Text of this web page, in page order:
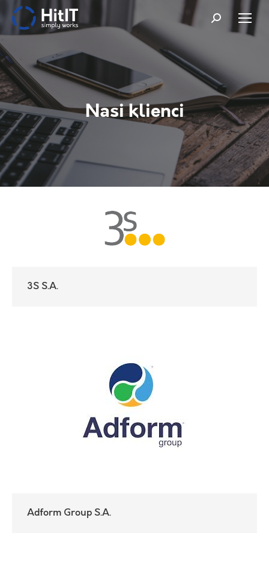
Szukaj:
Nasi klienci
3S S.A.
Adform Group S.A.